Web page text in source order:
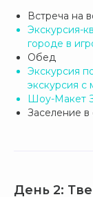
Встреча на
Экскурсия-
городе в
Обед
Экскурсия
экскурсия с
Шоу-Макет
Заселение в
День 2: